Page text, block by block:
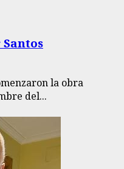
la obra
del...